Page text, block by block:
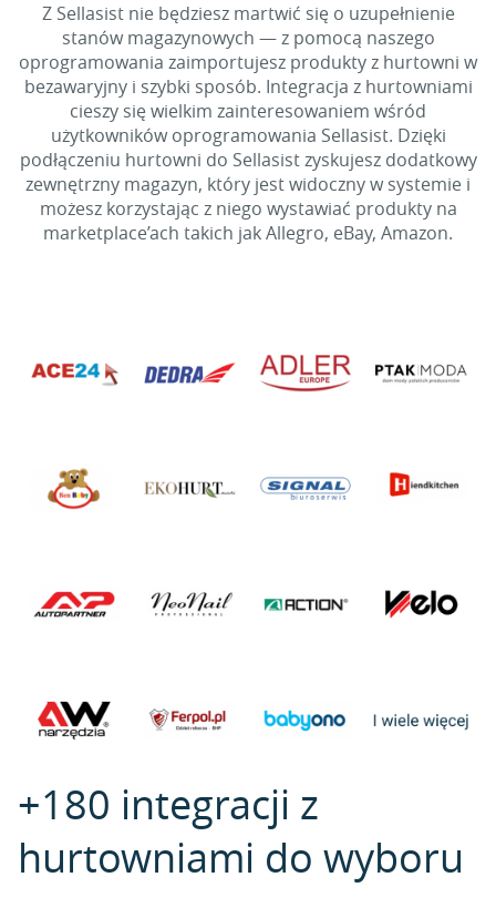
Z Sellasist nie będziesz martwić się o uzupełnienie
stanów magazynowych — z pomocą naszego
oprogramowania zaimportujesz produkty z hurtowni w
bezawaryjny i szybki sposób. Integracja z hurtowniami
cieszy się wielkim zainteresowaniem wśród
użytkowników oprogramowania Sellasist. Dzięki
podłączeniu hurtowni do Sellasist zyskujesz dodatkowy
zewnętrzny magazyn, który jest widoczny w systemie i
możesz korzystając z niego wystawiać produkty na
marketplace’ach takich jak Allegro, eBay, Amazon.
+180 integracji z
hurtowniami do wyboru